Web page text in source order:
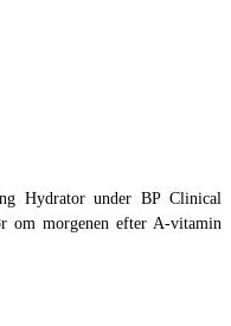
Hydrator under BP Clinical
om morgenen efter A-vitamin